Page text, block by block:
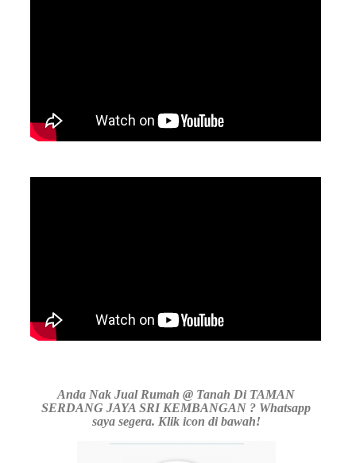
Anda Nak Jual Rumah @ Tanah Di TAMAN
SERDANG JAYA SRI KEMBANGAN ? Whatsapp
saya segera. Klik icon di bawah!